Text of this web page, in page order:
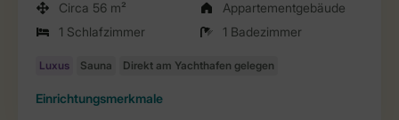
Circa 56 m²
Appartementgebäude
1 Schlafzimmer
1 Badezimmer
Einrichtungsmerkmale